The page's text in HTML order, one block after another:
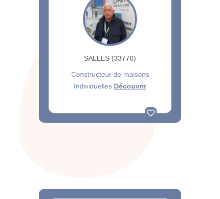
SALLES (33770)
Constructeur de maisons
Individuelles Découvrir